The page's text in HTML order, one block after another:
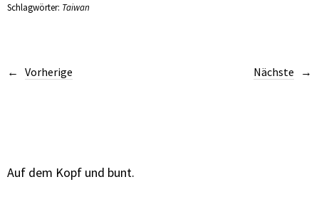
Schlagwörter: Taiwan
Vorherige Nächste
Auf dem Kopf und bunt.